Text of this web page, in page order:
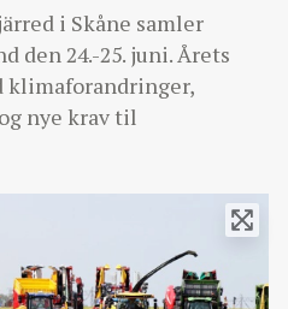
i Skåne samler
den 24.-25. juni. Årets
klimaforandringer,
nye krav til